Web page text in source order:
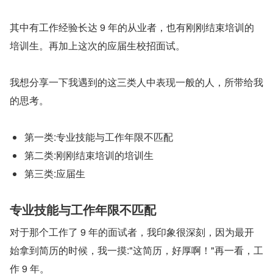
其中有工作经验长达 9 年的从业者，也有刚刚结束培训的
培训生。再加上这次的应届生校招面试。
我想分享一下我遇到的这三类人中表现一般的人，所带给我
的思考。
第一类:专业技能与工作年限不匹配
第二类:刚刚结束培训的培训生
第三类:应届生
专业技能与工作年限不匹配
对于那个工作了 9 年的面试者，我印象很深刻，因为最开
始拿到简历的时候，我一摸:"这简历，好厚啊！"再一看，工
作 9 年。